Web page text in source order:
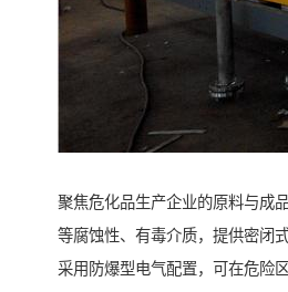
聚焦危化品生产企业的原料与成
等腐蚀性、有毒介质，提供密闭
采用防爆型电气配置，可在危险